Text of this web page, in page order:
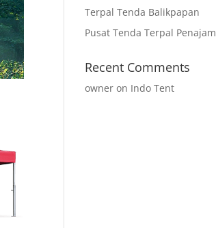
Terpal Tenda Balikpapan
Pusat Tenda Terpal Penajam
Recent Comments
owner on Indo Tent